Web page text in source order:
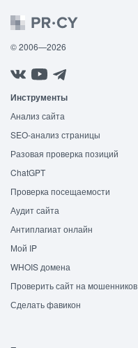
© 2006—2026
Инструменты
Анализ сайта
SEO-анализ страницы
Разовая проверка позиций
ChatGPT
Проверка посещаемости
Аудит сайта
Антиплагиат онлайн
Мой IP
WHOIS домена
Проверить сайт на мошенников
Сделать фавикон